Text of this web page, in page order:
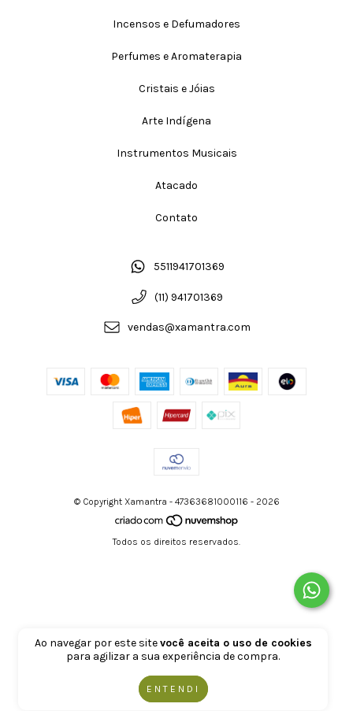
Ao navegar por este sitevocê aceita o uso de cookies
para agilizar a sua experiência de compra.
ENTENDI
Incensos e Defumadores
Perfumes e Aromaterapia
Cristais e Jóias
Arte Indígena
Instrumentos Musicais
Atacado
Contato
5511941701369
(11) 941701369
vendas@xamantra.com
© Copyright Xamantra - 47363681000116 - 2026
Todos os direitos reservados.